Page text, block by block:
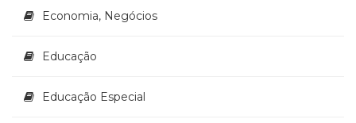
Televisão
africanos
Terapia
Economia, Negócios
Educação
Educação Especial